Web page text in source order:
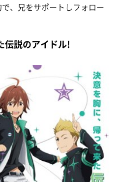
、兄をサポートしフォロー
伝説のアイドル!